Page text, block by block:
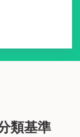
類基準